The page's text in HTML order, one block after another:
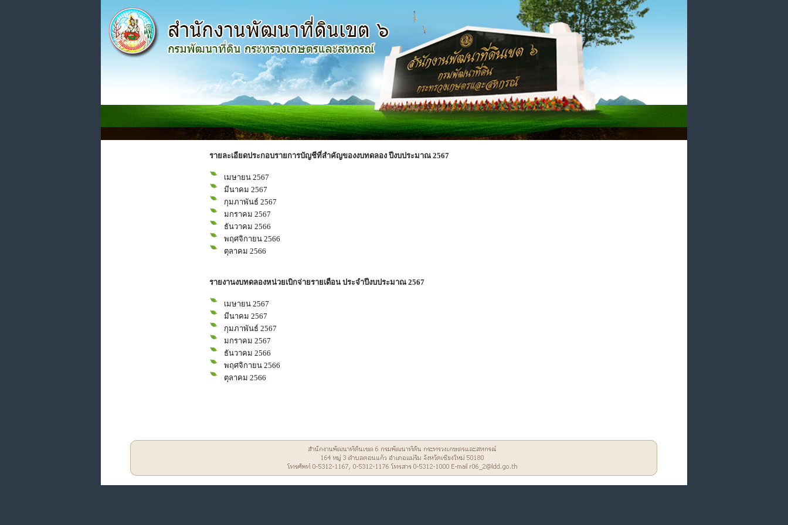
รายละเอียดประกอบรายการบัญชีที่สำคัญของงบทดลอง ปีงบประมาณ 2567
เมษายน 2567
มีนาคม 2567
กุมภาพันธ์ 2567
มกราคม 2567
ธันวาคม 2566
พฤศจิกายน 2566
ตุลาคม 2566
รายงานงบทดลองหน่วยเบิกจ่ายรายเดือน ประจำปีงบประมาณ 2567
เมษายน 2567
มีนาคม 2567
กุมภาพันธ์ 2567
มกราคม 2567
ธันวาคม 2566
พฤศจิกายน 2566
ตุลาคม 2566